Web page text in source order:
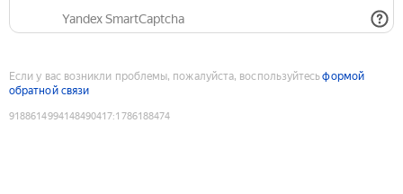
Yandex SmartCaptcha
Если у вас возникли проблемы, пожалуйста, воспользуйтесьформой
обратной связи
9188614994148490417:1786188474